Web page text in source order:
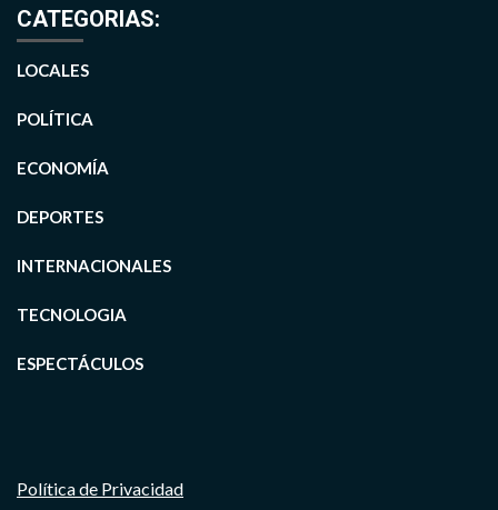
CATEGORIAS:
LOCALES
POLÍTICA
ECONOMÍA
DEPORTES
INTERNACIONALES
TECNOLOGIA
ESPECTÁCULOS
Política de Privacidad